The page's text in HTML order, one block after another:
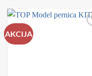
AKCIJA